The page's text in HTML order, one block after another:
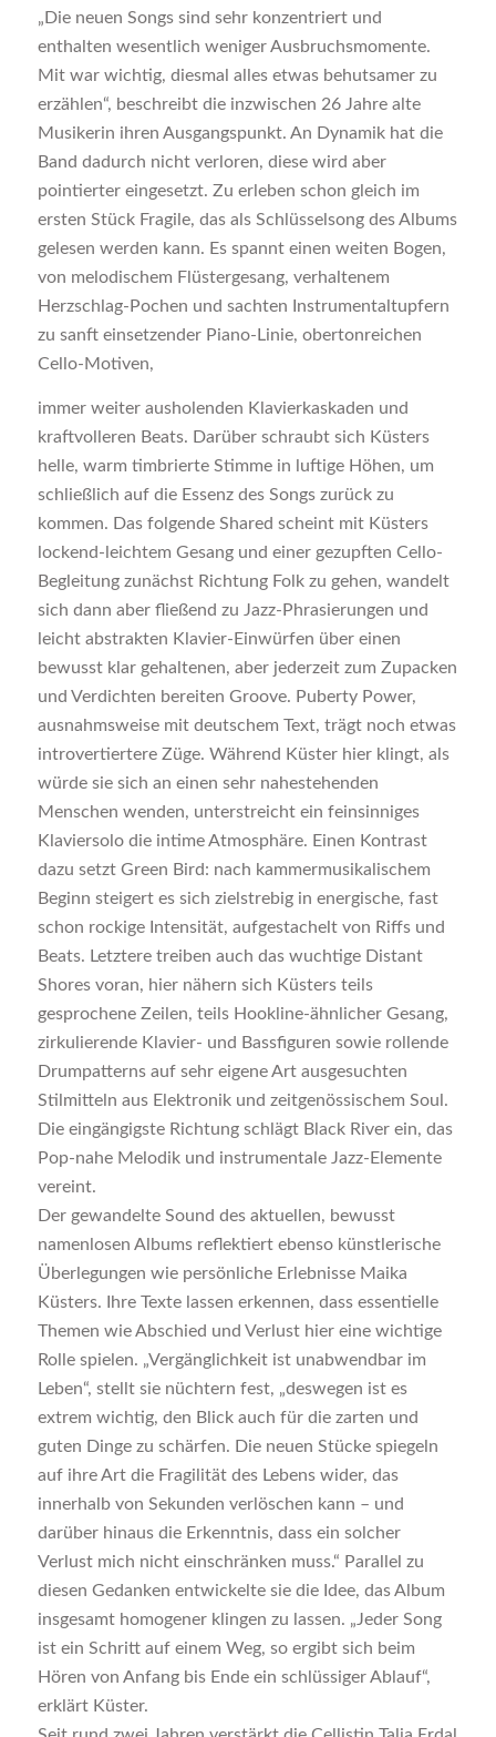
„Die neuen Songs sind sehr konzentriert und
enthalten wesentlich weniger Ausbruchsmomente.
Mit war wichtig, diesmal alles etwas behutsamer zu
erzählen“, beschreibt die inzwischen 26 Jahre alte
Musikerin ihren Ausgangspunkt. An Dynamik hat die
Band dadurch nicht verloren, diese wird aber
pointierter eingesetzt. Zu erleben schon gleich im
ersten Stück Fragile, das als Schlüsselsong des Albums
gelesen werden kann. Es spannt einen weiten Bogen,
von melodischem Flüstergesang, verhaltenem
Herzschlag-Pochen und sachten Instrumentaltupfern
zu sanft einsetzender Piano-Linie, obertonreichen
Cello-Motiven,
immer weiter ausholenden Klavierkaskaden und
kraftvolleren Beats. Darüber schraubt sich Küsters
helle, warm timbrierte Stimme in luftige Höhen, um
schließlich auf die Essenz des Songs zurück zu
kommen. Das folgende Shared scheint mit Küsters
lockend-leichtem Gesang und einer gezupften Cello-
Begleitung zunächst Richtung Folk zu gehen, wandelt
sich dann aber fließend zu Jazz-Phrasierungen und
leicht abstrakten Klavier-Einwürfen über einen
bewusst klar gehaltenen, aber jederzeit zum Zupacken
und Verdichten bereiten Groove. Puberty Power,
ausnahmsweise mit deutschem Text, trägt noch etwas
introvertiertere Züge. Während Küster hier klingt, als
würde sie sich an einen sehr nahestehenden
Menschen wenden, unterstreicht ein feinsinniges
Klaviersolo die intime Atmosphäre. Einen Kontrast
dazu setzt Green Bird: nach kammermusikalischem
Beginn steigert es sich zielstrebig in energische, fast
schon rockige Intensität, aufgestachelt von Riffs und
Beats. Letztere treiben auch das wuchtige Distant
Shores voran, hier nähern sich Küsters teils
gesprochene Zeilen, teils Hookline-ähnlicher Gesang,
zirkulierende Klavier- und Bassfiguren sowie rollende
Drumpatterns auf sehr eigene Art ausgesuchten
Stilmitteln aus Elektronik und zeitgenössischem Soul.
Die eingängigste Richtung schlägt Black River ein, das
Pop-nahe Melodik und instrumentale Jazz-Elemente
vereint.
Der gewandelte Sound des aktuellen, bewusst
namenlosen Albums reflektiert ebenso künstlerische
Überlegungen wie persönliche Erlebnisse Maika
Küsters. Ihre Texte lassen erkennen, dass essentielle
Themen wie Abschied und Verlust hier eine wichtige
Rolle spielen. „Vergänglichkeit ist unabwendbar im
Leben“, stellt sie nüchtern fest, „deswegen ist es
extrem wichtig, den Blick auch für die zarten und
guten Dinge zu schärfen. Die neuen Stücke spiegeln
auf ihre Art die Fragilität des Lebens wider, das
innerhalb von Sekunden verlöschen kann – und
darüber hinaus die Erkenntnis, dass ein solcher
Verlust mich nicht einschränken muss.“ Parallel zu
diesen Gedanken entwickelte sie die Idee, das Album
insgesamt homogener klingen zu lassen. „Jeder Song
ist ein Schritt auf einem Weg, so ergibt sich beim
Hören von Anfang bis Ende ein schlüssiger Ablauf“,
erklärt Küster.